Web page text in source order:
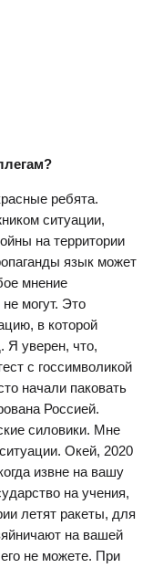
ребята.
ситуации,
на территории
язык может
мнение
могут. Это
в которой
Я уверен, что,
с госсимволикой
начали паковать
Россией.
силовики. Мне
Окей, 2020
извне на вашу
на учения,
летят ракеты, для
на вашей
не можете. При